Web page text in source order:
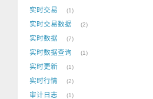
实时交易 1
实时交易数据 2
实时数据 7
实时数据查询 1
实时更新 1
实时行情 2
审计日志 1